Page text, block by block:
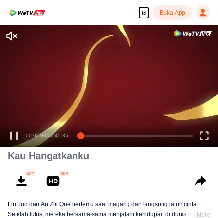
id Buka App
00:00:00/00:45:35
Kau Hangatkanku
Lin Tuo dan An Zhi Que bertemu saat magang dan langsung jatuh cinta.
Setelah lulus, mereka bersama-sama menjalani kehidupan di dunia kerja,More